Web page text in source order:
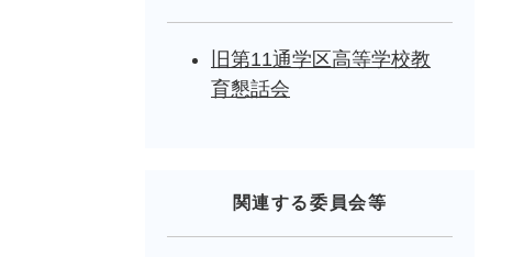
旧第11通学区高等学校教
育懇話会
関連する委員会等